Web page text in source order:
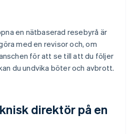
en nätbaserad resebyrå är
med en revisor och, om
för att se till att du följer
du undvika böter och avbrott.
direktör på en